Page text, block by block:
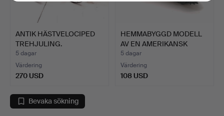
ANTIK HÄSTVELOCIPED
TREHJULING.
5 dagar
Värdering
270 USD
HEMMABYGGD MODELL
AV EN AMERIKANSK
SHERMAN…
5 dagar
Värdering
108 USD
Bevaka sökning